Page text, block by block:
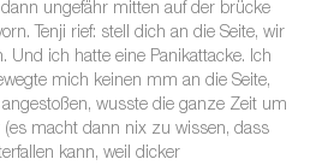
ungefähr mitten auf der brücke
Tenji rief: stell dich an die Seite, wir
Und ich hatte eine Panikattacke. Ich
mich keinen mm an die Seite,
wusste die ganze Zeit um
macht dann nix zu wissen, dass
kann, weil dicker